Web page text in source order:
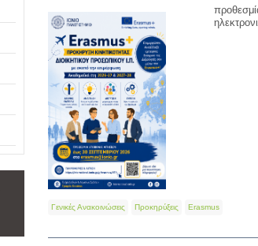
Γενικές Ανακοινώσεις Προκηρύξεις Erasmus